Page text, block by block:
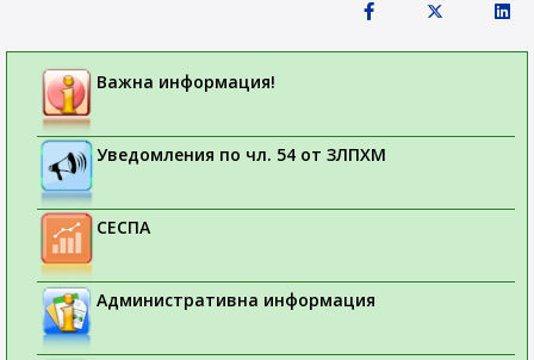
Важна информация!
Уведомления по чл. 54 от ЗЛПХМ
СЕСПА
Административна информация